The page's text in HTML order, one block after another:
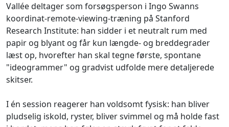
Vallée deltager som forsøgsperson i Ingo Swanns
koordinat‑remote‑viewing‑træning på Stanford
Research Institute: han sidder i et neutralt rum med
papir og blyant og får kun længde‑ og breddegrader
læst op, hvorefter han skal tegne første, spontane
"ideogrammer" og gradvist udfolde mere detaljerede
skitser.
I én session reagerer han voldsomt fysisk: han bliver
pludselig iskold, ryster, bliver svimmel og må holde fast